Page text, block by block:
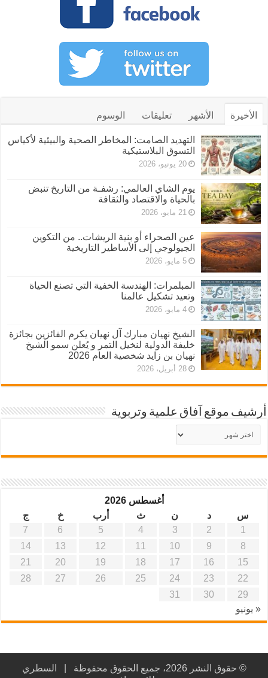
الأخيرة الأشهر تعليقات الوسوم
التهديد الصامت: المخاطر الصحية والبيئية لأكياس
التسوق البلاستيكية
20 يونيو، 2026
يوم الشاي العالمي: رشفـة من التاريخ تنبض
بالحياة والاقتصاد والثقافة
21 مايو، 2026
عين الصحراء أو بنية الريشات.. من التكوين
الجيولوجي إلى الأساطير التاريخية
5 مايو، 2026
المبلمرات: الهندسة الخفية التي تصنع الحياة
وتعيد تشكيل عالمنا
4 مايو، 2026
الشيخ نهيان مبارك آل نهيان يكرم الفائزين بجائزة
خليفة الدولية لنخيل التمر و يُعلن سمو الشيخ
نهيان بن زايد شخصية العام 2026
28 أبريل، 2026
أرشيف موقع آفاق علمية وتربوية
أرشيف
موقع
آفاق
أغسطس 2026
س
د ن ث أرب خ
ج
1
2
3
4
5
6
7
8
9
10
11
12
13
14
15
16
17
18
19
20
21
22
23
24
25
26
27
28
29
30
31
« يونيو
© حقوق النشر 2026، جميع الحقوق محفوظة |
السطري